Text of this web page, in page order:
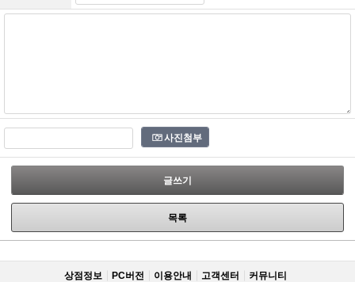
사진첨부
글쓰기
목록
상점정보 PC버전 이용안내 고객센터 커뮤니티